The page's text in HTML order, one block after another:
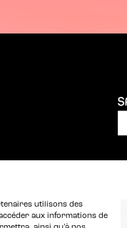
utilisons des
aux informations de